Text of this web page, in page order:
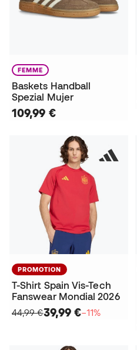
FEMME
Baskets Handball
Spezial Mujer
109,99 €
PROMOTION
T-Shirt Spain Vis-Tech
Fanswear Mondial 2026
44,99 €39,99 €−11%